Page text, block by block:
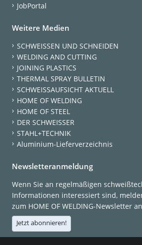
JobPortal
Weitere Medien
SCHWEISSEN UND SCHNEIDEN
WELDING AND CUTTING
JOINING PLASTICS
THERMAL SPRAY BULLETIN
SCHWEISSAUFSICHT AKTUELL
HOME OF WELDING
HOME OF STEEL
DER SCHWEISSER
STAHL+TECHNIK
Aluminium-Lieferverzeichnis
Newsletteranmeldung
Wenn Sie an regelmäßigen
Informationen interessiert sind,
zum HOME OF WELDING-Newsletter
Jetzt abonnieren!